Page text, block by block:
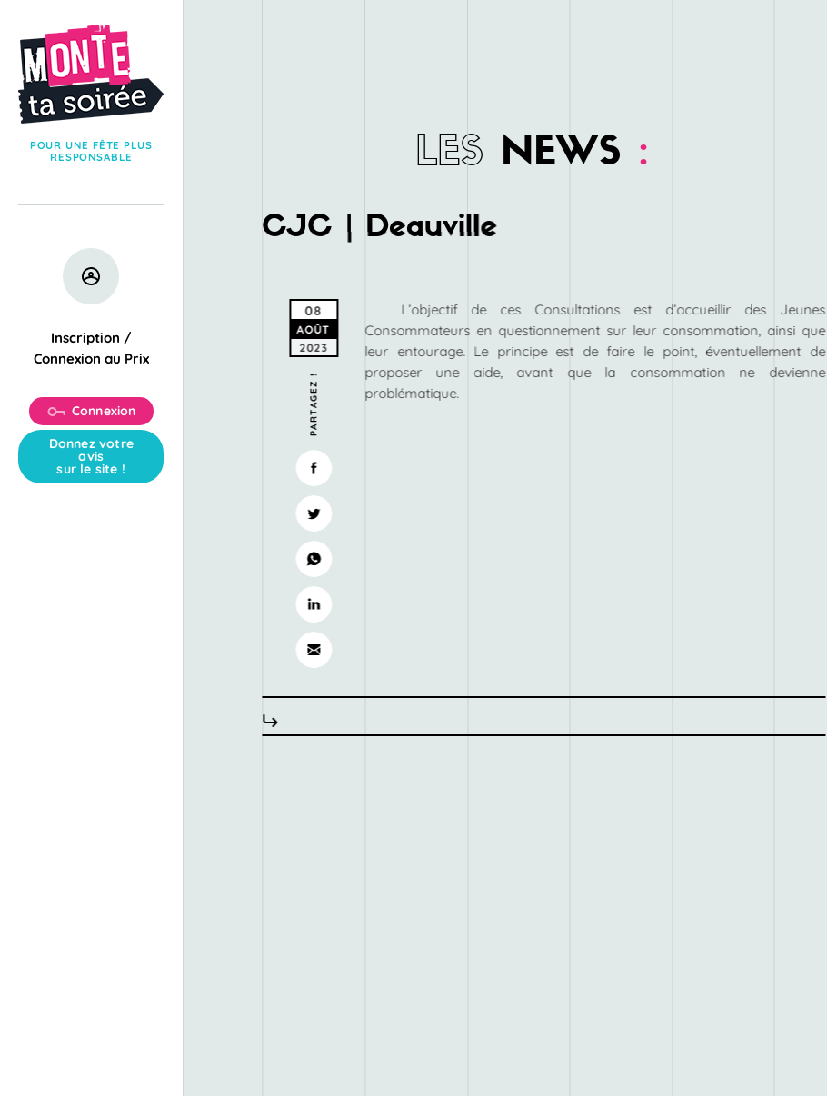
POUR UNE FÊTE PLUS
RESPONSABLE
Inscription /
Connexion au Prix
Connexion
Donnez votre
avis
sur le site !
LES NEWS :
CJC | Deauville
L’objectif de ces Consultations est d’accueillir des Jeunes
Consommateurs en questionnement sur leur consommation, ainsi que
leur entourage. Le principe est de faire le point, éventuellement de
proposer une aide, avant que la consommation ne devienne
problématique.
08
AOÛT
2023
PARTAGEZ !